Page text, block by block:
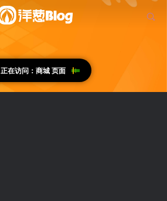
正在访问：商城 页面